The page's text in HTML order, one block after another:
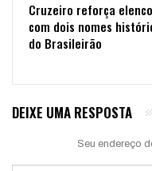
Cruzeiro reforça elenco
com dois nomes
do Brasileirão
DEIXE UMA RESPOSTA
Seu endereço